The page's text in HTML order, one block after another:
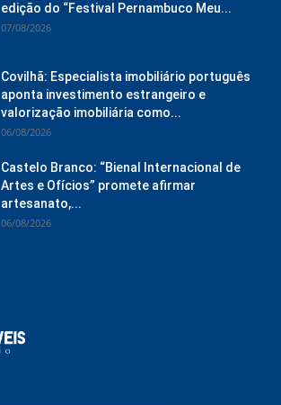
edição do “Festival Pernambuco Meu...
07/08/2026
Covilhã: Especialista imobiliário português
aponta investimento estrangeiro e
valorização imobiliária como...
06/08/2026
Castelo Branco: “Bienal Internacional de
Artes e Ofícios” promete afirmar
artesanato,...
06/08/2026